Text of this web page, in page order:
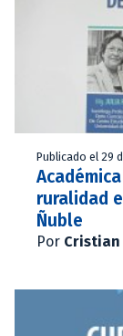
Publicado el 29
ruralidad
Ñuble
Por Cristian